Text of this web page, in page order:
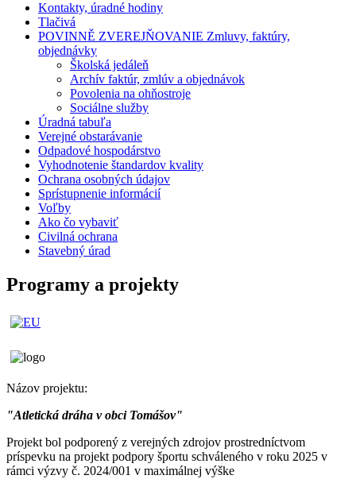
Kontakty, úradné hodiny
Tlačivá
POVINNĚ ZVEREJŇOVANIE Zmluvy, faktúry,
objednávky
Školská jedáleň
Archív faktúr, zmlúv a objednávok
Povolenia na ohňostroje
Sociálne služby
Úradná tabuľa
Verejné obstarávanie
Odpadové hospodárstvo
Vyhodnotenie štandardov kvality
Ochrana osobných údajov
Sprístupnenie informácií
Voľby
Ako čo vybaviť
Civilná ochrana
Stavebný úrad
Programy a projekty
Názov projektu:
"Atletická dráha v obci Tomášov"
Projekt bol podporený z verejných zdrojov prostredníctvom
príspevku na projekt podpory športu schváleného v roku 2025 v
rámci výzvy č. 2024/001 v maximálnej výške